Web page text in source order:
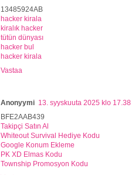
13485924AB
hacker kirala
kiralık hacker
tütün dünyası
hacker bul
hacker kirala
Vastaa
Anonyymi 13. syyskuuta 2025 klo 17.38
BFE2AAB439
Takipçi Satın Al
Whiteout Survival Hediye Kodu
Google Konum Ekleme
PK XD Elmas Kodu
Township Promosyon Kodu